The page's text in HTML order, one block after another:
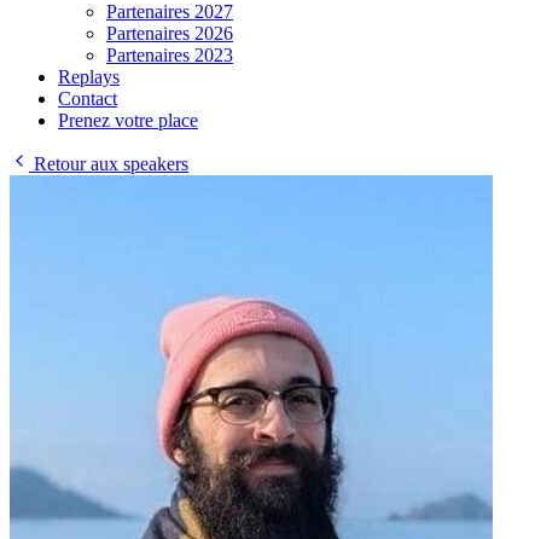
Partenaires 2027
Partenaires 2026
Partenaires 2023
Replays
Contact
Prenez votre place
Retour aux speakers